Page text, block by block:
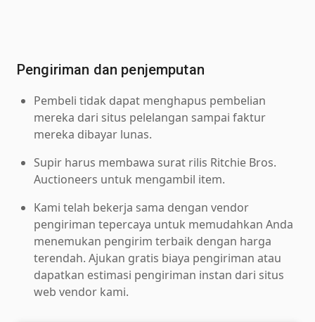
Pengiriman dan penjemputan
Pembeli tidak dapat menghapus pembelian
mereka dari situs pelelangan sampai faktur
mereka dibayar lunas.
Supir harus membawa surat rilis Ritchie Bros.
Auctioneers untuk mengambil item.
Kami telah bekerja sama dengan vendor
pengiriman tepercaya untuk memudahkan Anda
menemukan pengirim terbaik dengan harga
terendah. Ajukan gratis biaya pengiriman atau
dapatkan estimasi pengiriman instan dari situs
web vendor kami.